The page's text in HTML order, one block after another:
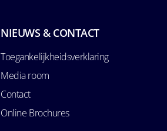
NIEUWS & CONTACT
Toegankelijkheidsverklaring
Media room
Contact
Online Brochures